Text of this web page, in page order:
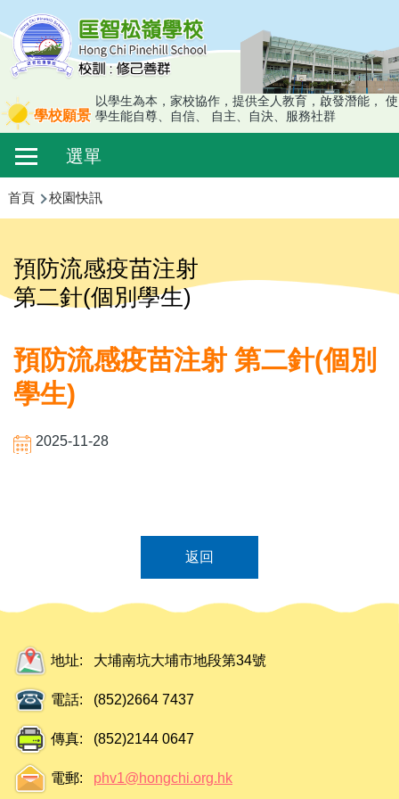
移至主內容
學校願景
以學生為本，家校協作，提供全人教育，啟發潛能， 使
學生能自尊、自信、 自主、自決、服務社群
選單
Main
navigation
導
航
連
結
首頁 校園快訊
預防流感疫苗注射
第二針(個別學生)
預防流感疫苗注射 第二針(個別
學生)
2025-11-28
返回
地址: 大埔南坑大埔市地段第34號
電話: (852)2664 7437
傳真: (852)2144 0647
電郵: phv1@hongchi.org.hk